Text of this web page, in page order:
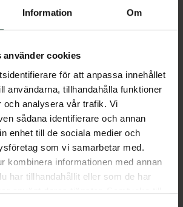
Information Om
använder cookies
för att anpassa innehållet
användarna, tillhandahålla funktioner
och analysera vår trafik. Vi
sådana identifierare och annan
enhet till de sociala medier och
som vi samarbetar med.
kombinera informationen med annan
har tillhandahållit eller som de har
använt deras tjänster. Samtycke till
I apotek: 663,25 kr
Dölj